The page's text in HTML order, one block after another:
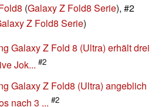
(Galaxy Z Fold8 Serie), #2
Z Fold8 Serie)
Galaxy Z Fold 8 (Ultra) erhält drei
Jok... #2
Galaxy Z Fold8 (Ultra) angeblich
nach 3 ... #2